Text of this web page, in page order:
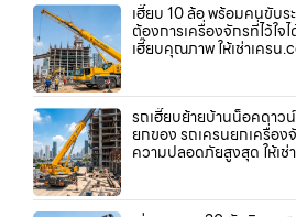
เฮี๊ยบ 10 ล้อ พร้อมคนขับร
ต้องการเครื่องจักรที่ไว้ใจ
เฮี๊ยบคุณภาพ ให้เช่าเครน
รถเฮี๊ยบย้ายบ้านน็อคดาว
ยกของ รถเครนยกเครื่อง
ความปลอดภัยสูงสุด ให้เช่